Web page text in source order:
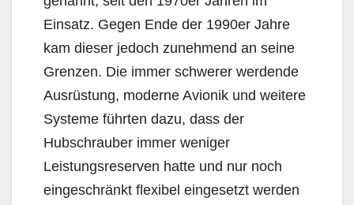
Einsatz. Gegen Ende der 1990er Jahre
kam dieser jedoch zunehmend an seine
Grenzen. Die immer schwerer werdende
Ausrüstung, moderne Avionik und weitere
Systeme führten dazu, dass der
Hubschrauber immer weniger
Leistungsreserven hatte und nur noch
eingeschränkt flexibel eingesetzt werden